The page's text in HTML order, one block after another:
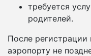
требуется
родителей.
После
аэропорту не